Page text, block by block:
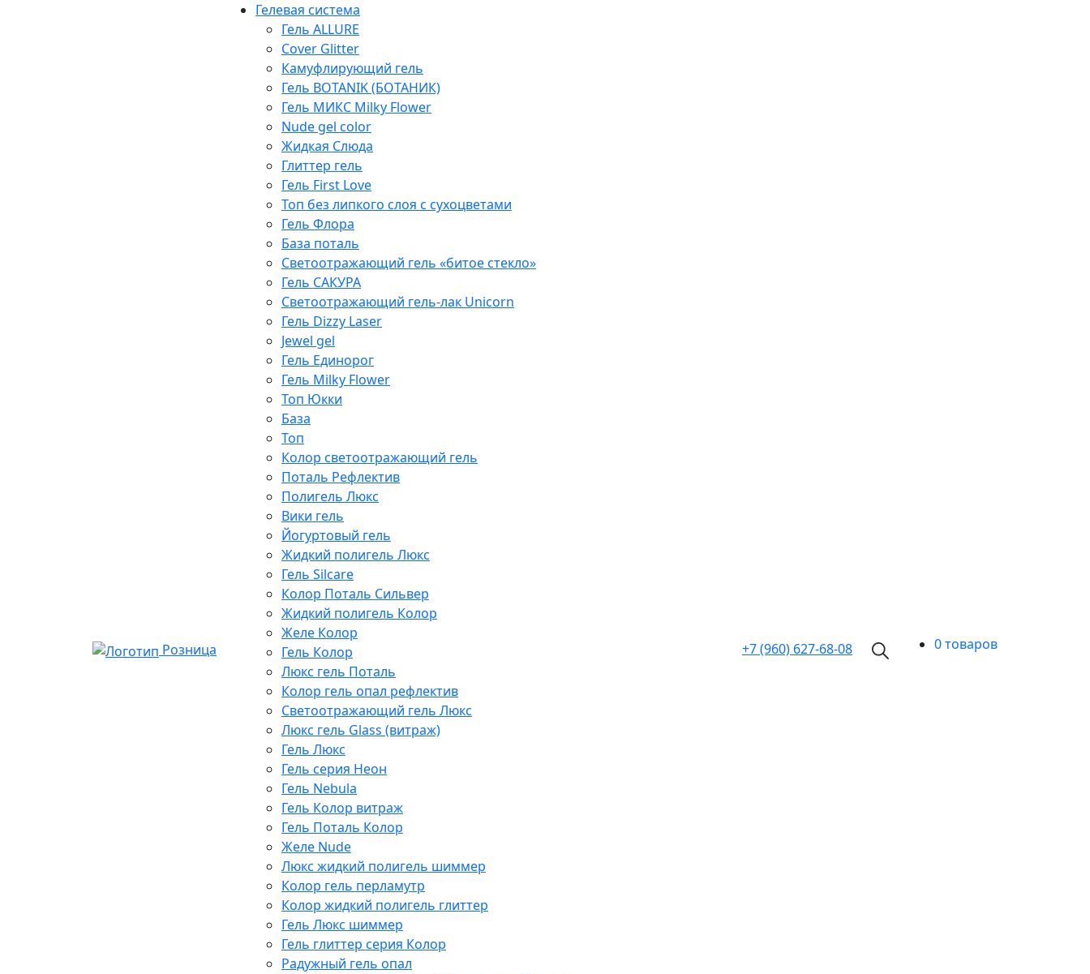
Розница
Гелевая система
Гель ALLURE
Cover Glitter
Камуфлирующий гель
Гель BOTANIK (БОТАНИК)
Гель МИКС Milky Flower
Nude gel color
Жидкая Слюда
Глиттер гель
Гель First Love
Топ без липкого слоя с сухоцветами
Гель Флора
База поталь
Светоотражающий гель «битое стекло»
Гель САКУРА
Светоотражающий гель-лак Unicorn
Гель Dizzy Laser
Jewel gel
Гель Единорог
Гель Milky Flower
Топ Юкки
База
Топ
Колор светоотражающий гель
Поталь Рефлектив
Полигель Люкс
Вики гель
Йогуртовый гель
Жидкий полигель Люкс
Гель Silcare
Колор Поталь Сильвер
Жидкий полигель Колор
Желе Колор
Гель Колор
Люкс гель Поталь
Колор гель опал рефлектив
Светоотражающий гель Люкс
Люкс гель Glass (витраж)
Гель Люкс
Гель серия Неон
Гель Nebula
Гель Колор витраж
Гель Поталь Колор
Желе Nude
Люкс жидкий полигель шиммер
Колор гель перламутр
Колор жидкий полигель глиттер
Гель Люкс шиммер
Гель глиттер серия Колор
Радужный гель опал
+7 (960) 627-68-08 0 товаров